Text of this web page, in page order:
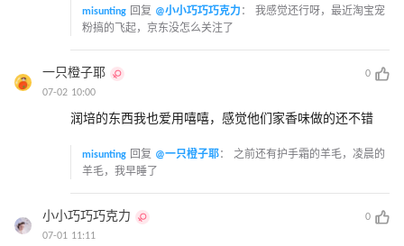
misunting 回复 @小小巧巧巧克力 ： 我感觉还行呀，最近淘宝宠
粉搞的飞起，京东没怎么关注了
一只橙子耶
0
07-02 10:00
润培的东西我也爱用嘻嘻，感觉他们家香味做的还不错
misunting 回复 @一只橙子耶： 之前还有护手霜的羊毛，凌晨的
羊毛，我早睡了
小小巧巧巧克力
0
07-01 11:11